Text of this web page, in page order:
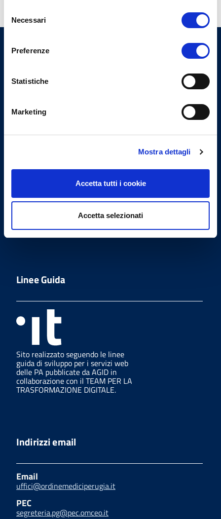
delNecessari
Preferenze
Statistiche
Marketing
Mostra dettagli
Accetta tutti i cookie
Accetta selezionati
Ordine Provinciale dei Medici
di Perugia
Uffici
Perugia
(+39) 075.5000214
(+39) 075.5153012
Linee Guida
Sito realizzato seguendo le linee
guida di sviluppo per i servizi web
delle PA pubblicate da AGID in
collaborazione con il TEAM PER LA
TRASFORMAZIONE DIGITALE.
Indirizzi email
Email
uffici@ordinemediciperugia.it
PEC
segreteria.pg@pec.omceo.it